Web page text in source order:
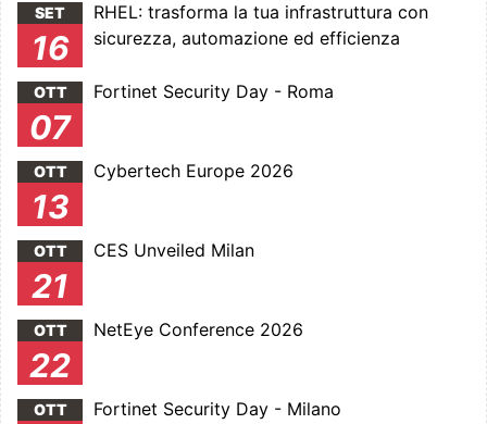
SET
16
RHEL: trasforma la tua infrastruttura con
sicurezza, automazione ed efficienza
OTT
07
Fortinet Security Day - Roma
OTT
13
Cybertech Europe 2026
OTT
21
CES Unveiled Milan
OTT
22
NetEye Conference 2026
OTT Fortinet Security Day - Milano